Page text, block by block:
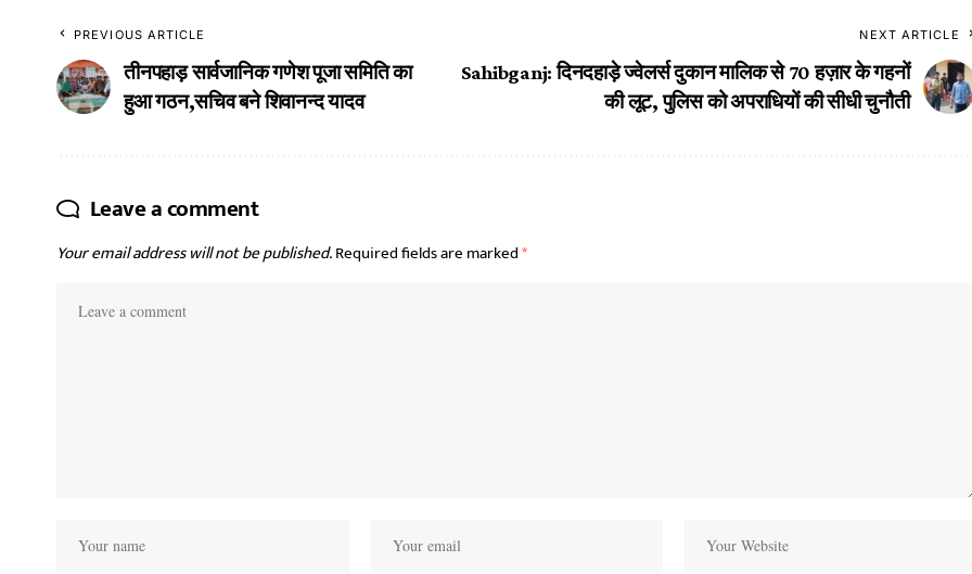
PREVIOUS ARTICLE
तीनपहाड़ सार्वजानिक गणेश पूजा समिति का
हुआ गठन,सचिव बने शिवानन्द यादव
NEXT ARTICLE
Sahibganj: दिनदहाड़े ज्वेलर्स दुकान मालिक से 70 हज़ार के गहनों
की लूट, पुलिस को अपराधियों की सीधी चुनौती
Leave a comment
Your email address will not be published.Required fields are marked*